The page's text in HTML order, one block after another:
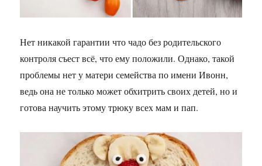
Нет никакой гарантии что чадо без родительского
контроля съест всё, что ему положили. Однако, такой
проблемы нет у матери семейства по имени Ивонн,
ведь она не только может обхитрить своих детей, но и
готова научить этому трюку всех мам и пап.